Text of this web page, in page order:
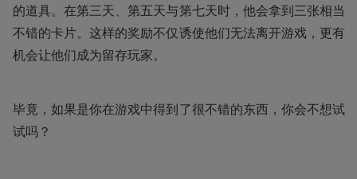
的道具。在第三天、第五天与第七天时，他会拿到三张相当
不错的卡片。这样的奖励不仅诱使他们无法离开游戏，更有
机会让他们成为留存玩家。
毕竟，如果是你在游戏中得到了很不错的东西，你会不想试
试吗？